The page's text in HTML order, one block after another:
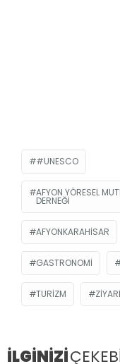
#UNESCO
AFYON YÖRESEL
DERNEĞI
AFYONKARAHISAR
GASTRONOMI
TURIZM
İLGİNİZİ